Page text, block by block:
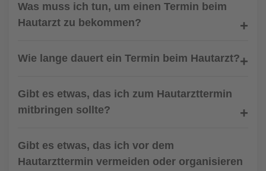
Was muss ich tun, um einen Termin beim
Hautarzt zu bekommen?
Wie lange dauert ein Termin beim Hautarzt?
Gibt es etwas, das ich zum Hautarzttermin
mitbringen sollte?
Gibt es etwas, das ich vor dem
Hautarzttermin vermeiden oder organisieren